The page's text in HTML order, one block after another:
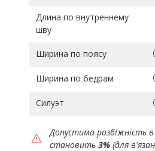
Длина по внутреннему
шву
Ширина по поясу
Ширина по бедрам
Силуэт
Допустима розбіжність
становить 3% (для